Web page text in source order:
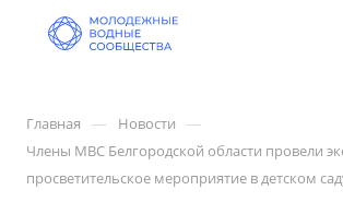
Главная — Новости —
Члены МВС Белгородской области провели
просветительское мероприятие в детском